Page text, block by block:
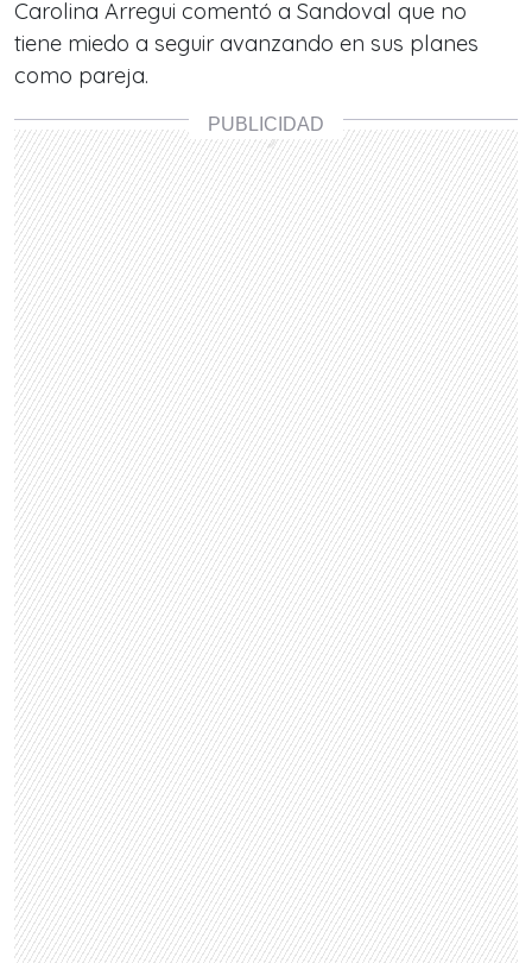
Carolina Arregui comentó a Sandoval que no
tiene miedo a seguir avanzando en sus planes
como pareja.